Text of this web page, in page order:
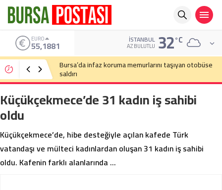
ALTIN
6.660,55 İSTANBUL
AZ BULUTLU 32°C
Bursa’da cadde ortasında bıçaklı kavga
Küçükçekmece’de 31 kadın iş sahibi
oldu
Küçükçekmece’de, hibe desteğiyle açılan kafede Türk
vatandaşı ve mülteci kadınlardan oluşan 31 kadın iş sahibi
oldu. Kafenin farklı alanlarında …